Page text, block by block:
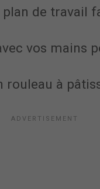
de travail
vos mains
rouleau à